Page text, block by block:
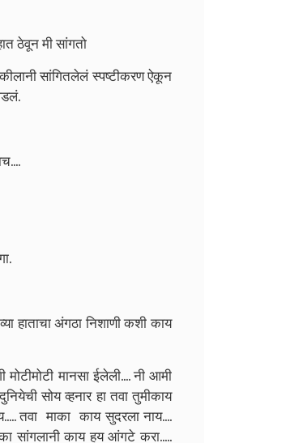
ठेवून मी सांगतो
सांगितलेलं स्पष्टीकरण ऐकून
हाताचा अंगठा निशाणी कशी काय
मानसा ईलेली.... नी आमी
सोय व्हनार हा तवा तुमीकाय
तवा माका काय सुदरला नाय....
सांगलानी काय हय आंगटे करा.....